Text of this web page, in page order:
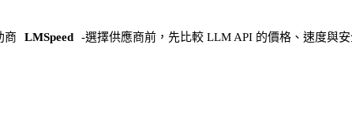
商 LMSpeed -選擇供應商前，先比較 LLM API 的價格、速度與